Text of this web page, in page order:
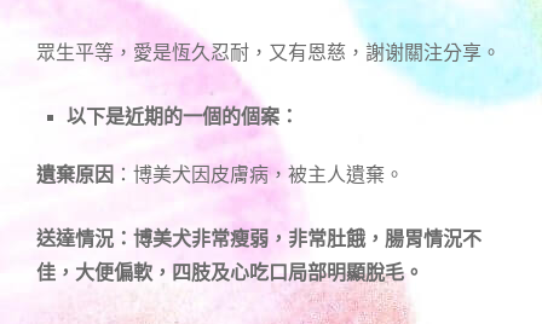
眾生平等，愛是恆久忍耐，又有恩慈，謝谢關注分享。
以下是近期的一個的個案：
遺棄原因 ：博美犬因皮膚病， 被主人遺棄。
送達情況：博美犬非常瘦弱，非常肚餓，腸胃情況不
佳，大便偏軟 ，四肢及心吃口局部明顯脫毛。